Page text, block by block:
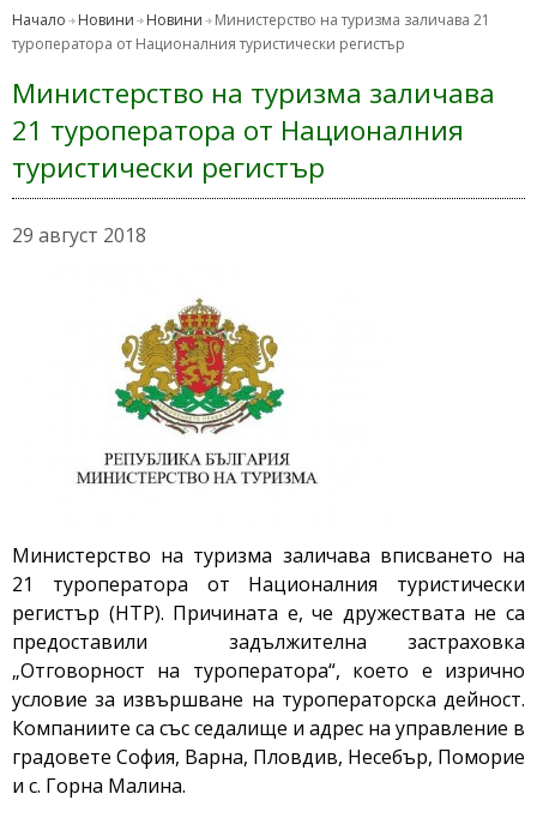
Начало Новини Новини
Министерство на туризма заличава 21
туроператора от Националния туристически регистър
Министерство на туризма заличава
21 туроператора от Националния
туристически регистър
29 август 2018
Министерство на туризма заличава вписването на
21 туроператора от Националния туристически
регистър (НТР). Причината е, че дружествата не са
предоставили задължителна застраховка
„Отговорност на туроператора“, което е изрично
условие за извършване на туроператорска дейност.
Компаниите са със седалище и адрес на управление в
градовете София, Варна, Пловдив, Несебър, Поморие
и с. Горна Малина.